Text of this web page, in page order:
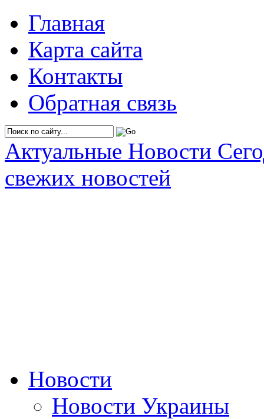
Главная
Карта сайта
Контакты
Обратная связь
Актуальные Новости
свежих новостей
Новости
Новости Украины